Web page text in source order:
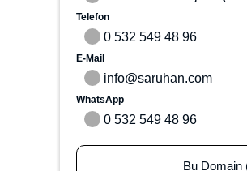
Telefon
0 532 549 48 96
E-Mail
info@saruhan.com
WhatsApp
0 532 549 48 96
Bu Domain